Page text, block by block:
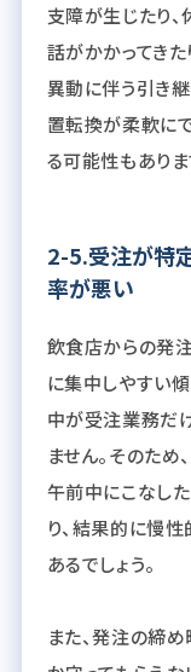
支障が生じたり
話がかかってきた
異動に伴う引き
置転換が柔軟に
る可能性もありま
2-5.受注が特
率が悪い
飲食店からの発
に集中しやすい
中が受注業務だ
ません。そのた
午前中にこなし
り、結果的に慢
あるでしょう。
また、発注の締